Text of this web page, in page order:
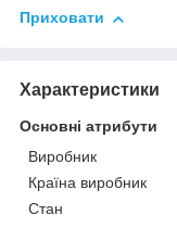
Приховати
Характеристики
Основні атрибути
Виробник
Країна виробник
Стан